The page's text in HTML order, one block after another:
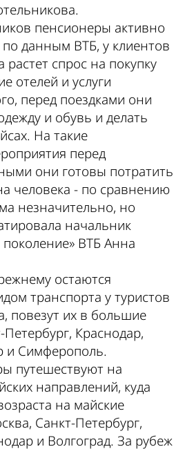
пенсионеры активно
по данным ВТБ, у клиентов
спрос на покупку
отелей и услуги
перед поездками они
и обувь и делать
На такие
перед
они готовы потратить
человека - по сравнению
незначительно, но
начальник
ВТБ Анна
остаются
транспорта у туристов
повезут их в большие
Краснодар,
и Симферополь.
путешествуют на
направлений, куда
на майские
Санкт-Петербург,
и Волгоград. За рубеж